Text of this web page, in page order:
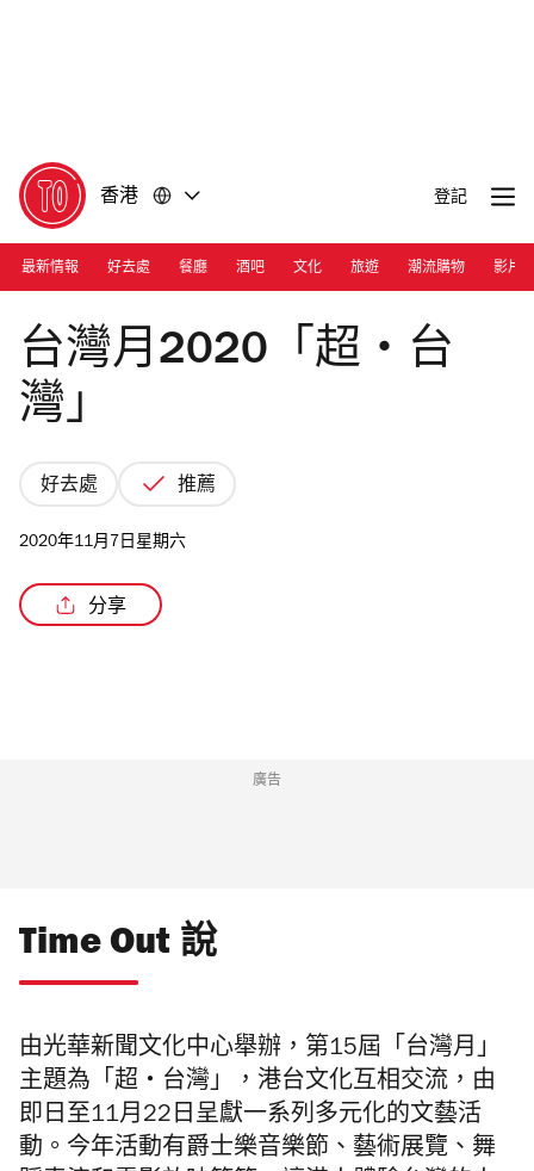
香港 登記
最新情報 好去處 餐廳 酒吧 文化 旅遊 潮流購物 影片
Photograph: Courtesy WKCD
台灣月2020「超・台
灣」
好去處 推薦
2020年11月7日星期六
分享
廣告
Time Out 說
由光華新聞文化中心舉辦，第15屆「台灣月」
主題為「超・台灣」，港台文化互相交流，由
即日至11月22日呈獻一系列多元化的文藝活
動。今年活動有爵士樂音樂節、藝術展覽、舞